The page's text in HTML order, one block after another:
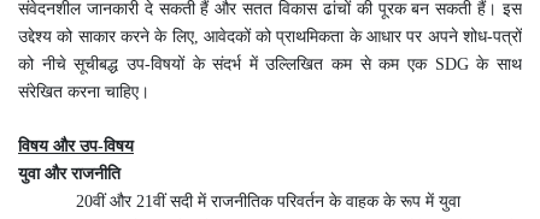
संवेदनशील जानकारी दे सकती हैं और सतत विकास ढांचों की पूरक बन सकती हैं। इस
उद्देश्य को साकार करने के लिए, आवेदकों को प्राथमिकता के आधार पर अपने शोध-पत्रों
को नीचे सूचीबद्ध उप-विषयों के संदर्भ में उल्लिखित कम से कम एक SDG के साथ
संरेखित करना चाहिए।
विषय और उप-विषय
युवा और राजनीति
20वीं और 21वीं सदी में राजनीतिक परिवर्तन के वाहक के रूप में युवा